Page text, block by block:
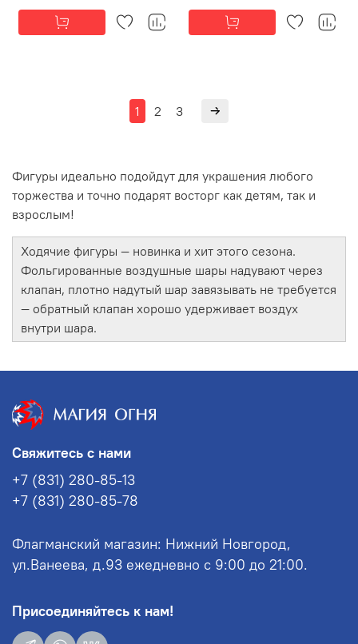
1 2 3
Фигуры идеально подойдут для украшения любого
торжества и точно подарят восторг как детям, так и
взрослым!
Ходячие фигуры — новинка и хит этого сезона.
Фольгированные воздушные шары надувают через
клапан, плотно надутый шар завязывать не требуется
— обратный клапан хорошо удерживает воздух
внутри шара.
Свяжитесь с нами
+7 (831) 280-85-13
+7 (831) 280-85-78
Флагманский магазин: Нижний Новгород,
ул.Ванеева, д.93 ежедневно с 9:00 до 21:00.
Присоединяйтесь к нам!